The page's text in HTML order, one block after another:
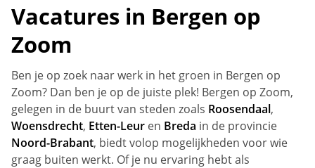
Vacatures in Bergen op
Zoom
Ben je op zoek naar werk in het groen in Bergen op
Zoom? Dan ben je op de juiste plek! Bergen op Zoom,
gelegen in de buurt van steden zoals Roosendaal,
Woensdrecht, Etten-Leur en Breda in de provincie
Noord-Brabant, biedt volop mogelijkheden voor wie
graag buiten werkt. Of je nu ervaring hebt als